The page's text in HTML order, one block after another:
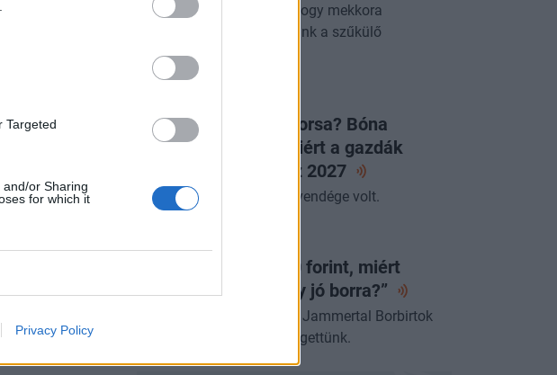
Targeted
or Sharing
for which it
Privacy Policy
(pl.
közötti
és
Egyre fontosabb kérdés, hogy mekkora
gazdasági értéket teremtünk a szűkülő
készletekből.
Végleges a JÉGER sorsa? Bóna
Szabolcs elárulta, miért a gazdák
döntöttek és mit hoz 2027
A miniszter az Alapvetés vendége volt.
„Ha egy lángos 2000 forint, miért
sajnáljuk a pénzt egy jó borra?”
Szűcs Róberttel, a villányi Jammertal Borbirtok
társtulajdonosával beszélgettünk.